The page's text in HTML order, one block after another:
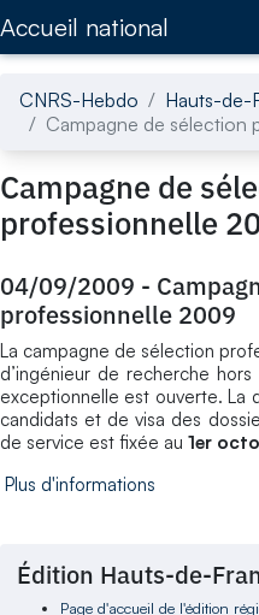
Accueil national
CNRS-Hebdo Hauts-de-
Campagne de sélection
Campagne de
professionnelle
04/09/2009 -
professionnelle 2009
La campagne de sélection
d’ingénieur de recherche
exceptionnelle est ouverte. La
candidats et de visa des
de service est fixée au 1er
Plus d'informations
Édition Hauts-de-
Page d'accueil de l'édition